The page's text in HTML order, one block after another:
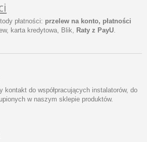
płatności: przelew na konto, płatności
karta kredytowa, Blik, Raty z PayU.
kontakt do współpracujących instalatorów, do
w naszym sklepie produktów.